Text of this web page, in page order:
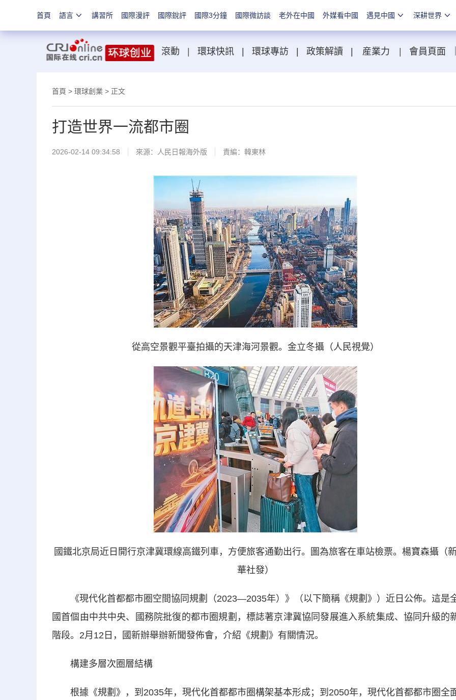
首頁 語言 講習所 國際漫評 國際銳評 國際3分鐘 國際微訪談 老外在中國 外媒看中國 遇見中國 深耕世界
滾動 環球快訊 環球專訪 政策解讀 産業力 會員頁面
首頁 > 環球創業 > 正文
打造世界一流都市圈
2026-02-14 09:34:58 來源： 人民日報海外版 責編：韓東林
從高空景觀平臺拍攝的天津海河景觀。金立冬攝（人民視覺）
國鐵北京局近日開行京津冀環線高鐵列車，方便旅客通勤出行。圖為旅客在車站檢票。楊寶森攝（
華社發）
《現代化首都都市圈空間協同規劃（2023—2035年）》（以下簡稱《規劃》）近日公佈。這是
國首個由中共中央、國務院批復的都市圈規劃，標誌著京津冀協同發展進入系統集成、協同升級的
階段。2月12日，國新辦舉辦新聞發佈會，介紹《規劃》有關情況。
構建多層次圈層結構
根據《規劃》，到2035年，現代化首都都市圈構架基本形成；到2050年，現代化首都都市圈全